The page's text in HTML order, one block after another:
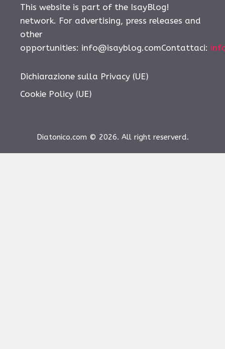
This website is part of the IsayBlog!
network. For advertising, press releases and
other
opportunities: info@isayblog.comContattaci:
Dichiarazione sulla Privacy (UE)
Cookie Policy (UE)
Diatonico.com © 2026. All right reserverd.